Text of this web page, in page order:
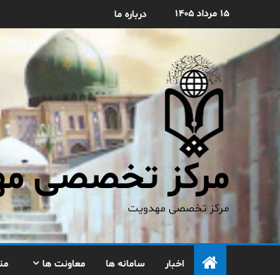
۱۵ مرداد ۱۴۰۵ درباره ما
مرکز تخصصی
مرکز تخصصی مهدویت
اخبار سامانه ها معاونت ها